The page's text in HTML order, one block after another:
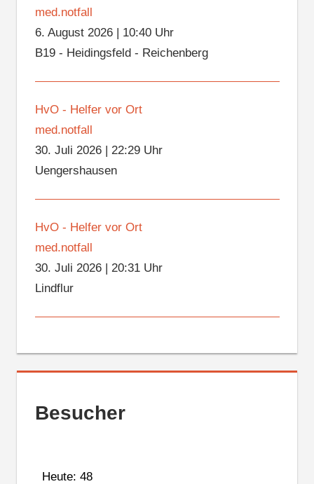
med.notfall
6. August 2026| 10:40 Uhr
B19 - Heidingsfeld - Reichenberg
HvO - Helfer vor Ort
med.notfall
30. Juli 2026| 22:29 Uhr
Uengershausen
HvO - Helfer vor Ort
med.notfall
30. Juli 2026| 20:31 Uhr
Lindflur
Besucher
Heute: 48